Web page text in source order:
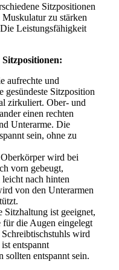
Sitzpositionen
zu stärken
Leistungsfähigkeit
aufrechte und
gesündeste Sitzposition
zirkuliert. Ober- und
einen rechten
Unterarme. Die
sein, ohne zu
wird bei
vorn gebeugt,
nach hinten
von den Unterarmen
Sitzhaltung ist geeignet,
die Augen eingelegt
wird
entspannt
entspannt sein.